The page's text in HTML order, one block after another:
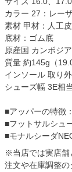
カラー 27：レー
素材 甲材：人工
底材：ゴム底
原産国 カンボジ
質量 約145g（
インソール 取り
シューズ幅 3E相
■アッパーの特徴
■フットサルシュ
■モナルシーダ
※当店では実店舗
注文や在庫調整